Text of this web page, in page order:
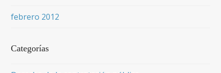
febrero 2012
Categorías